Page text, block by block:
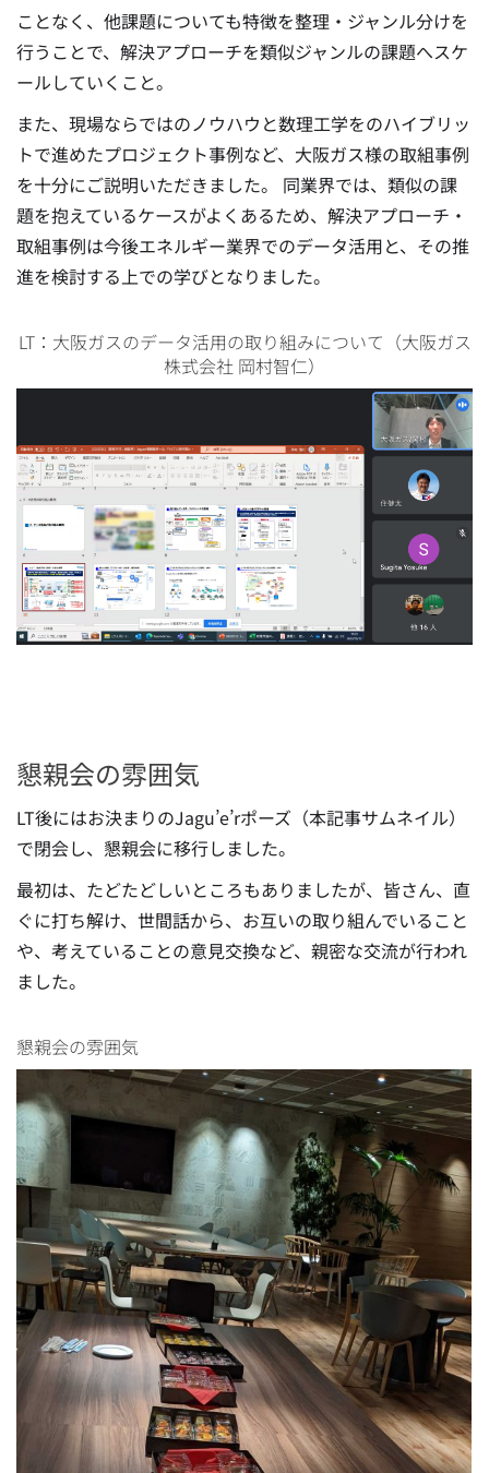
ことなく、他課題についても特徴を整理・ジャンル分けを
行うことで、解決アプローチを類似ジャンルの課題へスケ
ールしていくこと。
また、現場ならではのノウハウと数理工学をのハイブリッ
トで進めたプロジェクト事例など、大阪ガス様の取組事例
を十分にご説明いただきました。 同業界では、類似の課
題を抱えているケースがよくあるため、解決アプローチ・
取組事例は今後エネルギー業界でのデータ活用と、その推
進を検討する上での学びとなりました。
LT：大阪ガスのデータ活用の取り組みについて（大阪ガス
株式会社 岡村智仁）
懇親会の雰囲気
LT後にはお決まりのJagu’e’rポーズ（本記事サムネイル）
で閉会し、懇親会に移行しました。
最初は、たどたどしいところもありましたが、皆さん、直
ぐに打ち解け、世間話から、お互いの取り組んでいること
や、考えていることの意見交換など、親密な交流が行われ
ました。
懇親会の雰囲気